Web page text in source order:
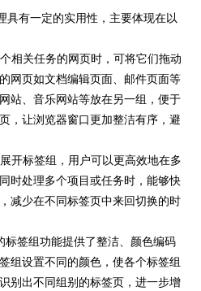
具有一定的实用性，主要体现在以
相关任务的网页时，可将它们拖动
网页如文档编辑页面、邮件页面等
站、音乐网站等放在另一组，便于
，让浏览器窗口更加整洁有序，避
开标签组，用户可以更高效地在多
时处理多个项目或任务时，能够快
减少在不同标签页中来回切换的时
标签组功能提供了整洁、颜色编码
组设置不同的颜色，使各个标签组
别出不同组别的标签页，进一步增